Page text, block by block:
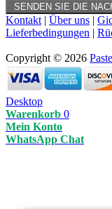
Kontakt | Über uns |
Lieferbedingungen |
Copyright © 2026
Desktop
Warenkorb 0
Mein Konto
WhatsApp Chat